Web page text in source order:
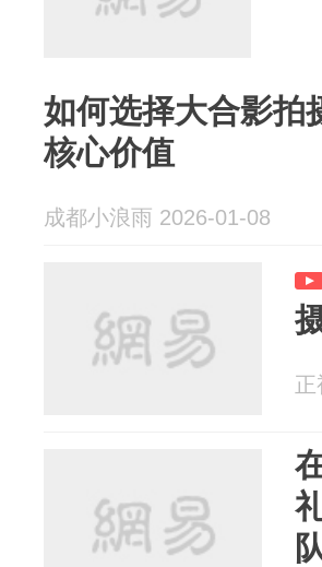
如何选择大合影拍
核心价值
成都小浪雨 2026-01-08
正